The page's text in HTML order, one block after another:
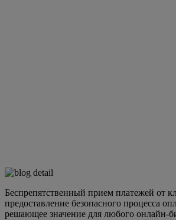
Беспрепятственный прием платежей от
предоставление безопасного процесса
решающее значение для любого онлайн-